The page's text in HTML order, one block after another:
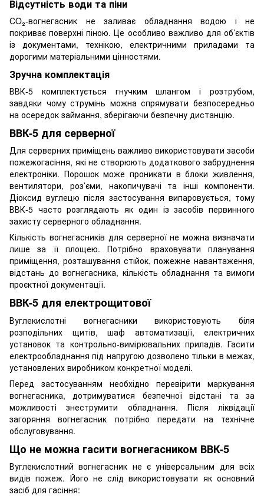
Відсутність води та піни
CO₂-вогнегасник не заливає обладнання водою і не
покриває поверхні піною. Це особливо важливо для об’єктів
із документами, технікою, електричними приладами та
дорогими матеріальними цінностями.
Зручна комплектація
ВВК-5 комплектується гнучким шлангом і розтрубом,
завдяки чому струмінь можна спрямувати безпосередньо
на осередок займання, зберігаючи безпечну дистанцію.
ВВК-5 для серверної
Для серверних приміщень важливо використовувати засоби
пожежогасіння, які не створюють додаткового забруднення
електроніки. Порошок може проникати в блоки живлення,
вентилятори, роз’єми, накопичувачі та інші компоненти.
Діоксид вуглецю після застосування випаровується, тому
ВВК-5 часто розглядають як один із засобів первинного
захисту серверного обладнання.
Кількість вогнегасників для серверної не можна визначати
лише за її площею. Потрібно враховувати планування
приміщення, розташування стійок, пожежне навантаження,
відстань до вогнегасника, кількість обладнання та вимоги
проєктної документації.
ВВК-5 для електрощитової
Вуглекислотні вогнегасники використовують біля
розподільних щитів, шаф автоматизації, електричних
установок та контрольно-вимірювальних приладів. Гасити
електрообладнання під напругою дозволено тільки в межах,
установлених виробником конкретної моделі.
Перед застосуванням необхідно перевірити маркування
вогнегасника, дотримуватися безпечної відстані та за
можливості знеструмити обладнання. Після ліквідації
загоряння вогнегасник потрібно передати на технічне
обслуговування.
Що не можна гасити вогнегасником ВВК-5
Вуглекислотний вогнегасник не є універсальним для всіх
видів пожеж. Його не слід використовувати як основний
засіб для гасіння: